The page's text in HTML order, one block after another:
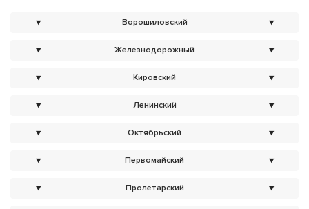
▼ Ворошиловский ▼
▼ Железнодорожный ▼
▼ Кировский ▼
▼ Ленинский ▼
▼ Октябрьский ▼
▼ Первомайский ▼
▼ Пролетарский ▼